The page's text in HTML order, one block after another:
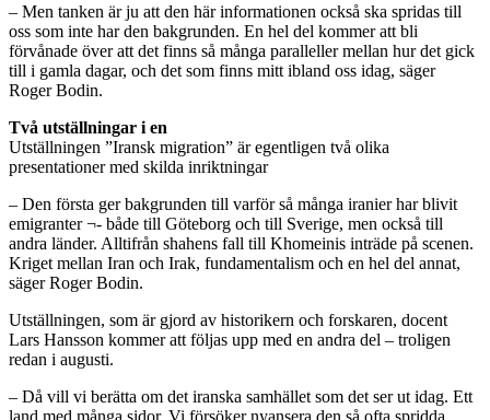
– Men tanken är ju att den här informationen också ska spridas till
oss som inte har den bakgrunden. En hel del kommer att bli
förvånade över att det finns så många paralleller mellan hur det gick
till i gamla dagar, och det som finns mitt ibland oss idag, säger
Roger Bodin.
Två utställningar i en
Utställningen ”Iransk migration” är egentligen två olika
presentationer med skilda inriktningar
– Den första ger bakgrunden till varför så många iranier har blivit
emigranter ¬- både till Göteborg och till Sverige, men också till
andra länder. Alltifrån shahens fall till Khomeinis inträde på scenen.
Kriget mellan Iran och Irak, fundamentalism och en hel del annat,
säger Roger Bodin.
Utställningen, som är gjord av historikern och forskaren, docent
Lars Hansson kommer att följas upp med en andra del – troligen
redan i augusti.
– Då vill vi berätta om det iranska samhället som det ser ut idag. Ett
land med många sidor. Vi försöker nyansera den så ofta spridda